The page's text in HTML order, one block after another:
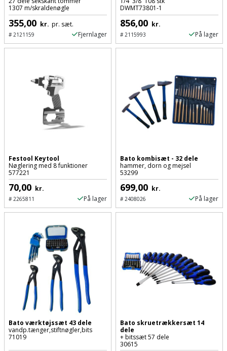
terrassebrædder
Lecablokke
og
Lofter
Lofttrapper
Murbinder
Murpap
og
murfolie
Mursten
Plastlister
Radonsikring
Rumdeler
Sand
grus
Høvl
Kiler
Kloakrenser
hobbykniv
Kridtsnor
Lærlingesæt
Løfteudstyr
Målebånd
Markeringsværktøj
Murerværktøj
Detektor
Diamantskæremaskine
Dykkerpistol
Excenterslibertilbehør
Fedtsprøjte
Flamingoskærer
Flisevibrator
Føringsskinne
Forlængerledning
Fugepistol
Fugtmåler
Robotplæneklipper
Robotplæneklipper
Vandpumpe
Vertikalskærer
mosfjerner
Vinduesvasker
Drivhustilbehør
Elartikler
Flagstænger
Fuglefoderhus
Garderobe
opbevaring
Gavekort
Grill
Gummibåd
kajak
Havemøbler
Havepleje
Haveredskaber
1307 m/skraldenøgle
355,00 kr. pr. sæt.
#2121159 Fjernlager
DWMT73801-1
856,00 kr.
#2115993 På lager
Festool Keytool
Nøglering med 8 funktioner
577221
70,00 kr.
#2265811 På lager
Bato kombisæt - 32 dele
hammer, dorn og mejsel
53299
699,00 kr.
#2408026 På lager
Bato værktøjssæt 43 dele
vandp.tænger,stiftnøgler,bits
71019
Bato skruetrækkersæt 14
dele
+ bitssæt 57 dele
30615